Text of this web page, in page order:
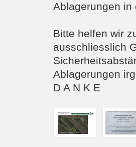
Ablagerungen in
Bitte helfen wir
ausschliesslich
Ablagerungen
D A N K E